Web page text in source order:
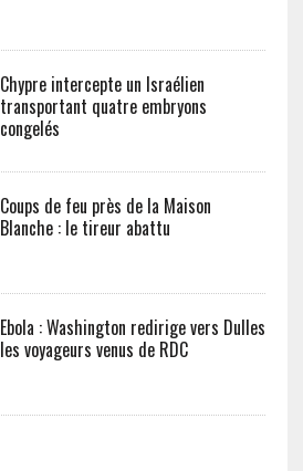
Chypre intercepte un Israélien
transportant quatre embryons
congelés
Coups de feu près de la Maison
Blanche : le tireur abattu
Ebola : Washington redirige vers Dulles
les voyageurs venus de RDC